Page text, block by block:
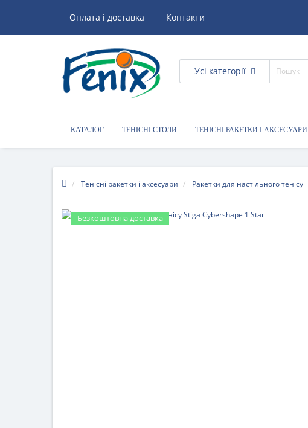
Оплата і доставка Контакти
Усі категорії
КАТАЛОГ ТЕНІСНІ СТОЛИ ТЕНІСНІ РАКЕТКИ І АКСЕСУАРИ
КОРИСНІ ПОРАДИ
Тенісні ракетки і аксесуари Ракетки для настільного тенісу
Безкоштовна доставка